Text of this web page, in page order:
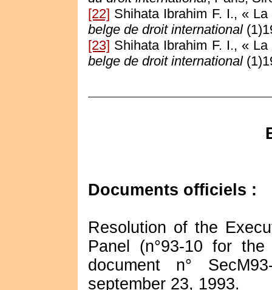
[22] Shihata Ibrahim F. I., «
belge de droit international
[23] Shihata Ibrahim F. I., «
belge de droit international
Documents officiels :
Resolution of the
Panel (n°93-10 for
document n°
september 23, 1993.